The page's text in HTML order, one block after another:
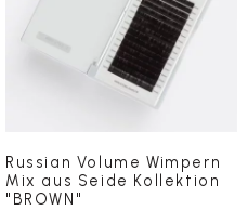
Russian Volume Wimpern
Mix aus Seide Kollektion
"BROWN"